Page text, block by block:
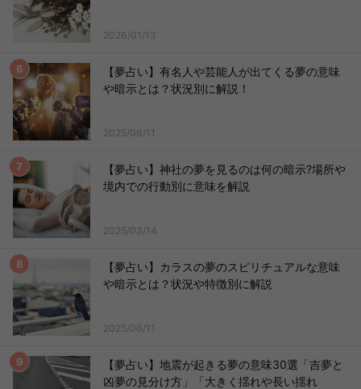
2026/01/13
【夢占い】有名人や芸能人が出てくる夢の意味
や暗示とは？状況別に解説！
2025/06/11
【夢占い】神社の夢を見るのは何の暗示?場所や
境内での行動別に意味を解説
2025/03/14
【夢占い】カラスの夢のスピリチュアルな意味
や暗示とは？状況や特徴別に解説
2025/06/11
【夢占い】地震が起きる夢の意味30選「吉夢と
凶夢の見分け方」「大きく揺れや長い揺れ